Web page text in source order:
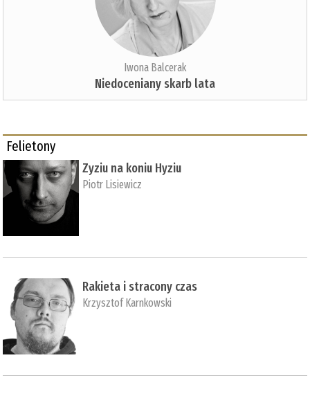
Iwona Balcerak
Niedoceniany skarb lata
Felietony
Zyziu na koniu Hyziu
Piotr Lisiewicz
Rakieta i stracony czas
Krzysztof Karnkowski